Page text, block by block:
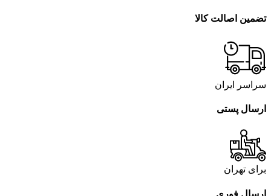
تضمین اصالت کالا
سراسر ایران
ارسال پستی
برای تهران
ارسال فوری